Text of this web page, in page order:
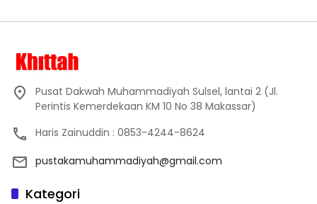
Pusat Dakwah Muhammadiyah Sulsel, lantai 2 (Jl.
Perintis Kemerdekaan KM 10 No 38 Makassar)
Haris Zainuddin : 0853-4244-8624
pustakamuhammadiyah@gmail.com
Kategori